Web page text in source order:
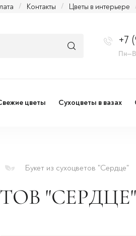
/ Контакты / Цветы в интерьере
+7
цветы Сухоцветы в вазах
Букет из сухоцветов "Сердце"
"СЕРДЦЕ"